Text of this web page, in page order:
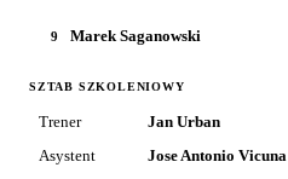
9 Marek Saganowski
SZTAB SZKOLENIOWY
Trener
Jan Urban
Asystent
Jose Antonio Vicuna